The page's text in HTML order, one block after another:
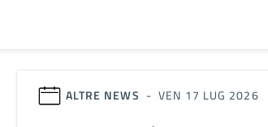
ALTRE NEWS - VEN 17 LUG 2026